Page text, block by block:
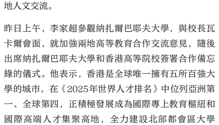
地人文交流。
昨日上午，李家超參觀納扎爾巴耶夫大學，與校長瓦
卡爾會面，就加強兩地高等教育合作交流意見，隨後
出席納扎爾巴耶夫大學和香港高等院校簽署合作備忘
錄的儀式。他表示，香港是全球唯一擁有五所百強大
學的城市，在《2025年世界人才排名》中位列亞洲第
一、全球第四，正積極發展成為國際專上教育樞紐和
國際高端人才集聚高地，全力建設北部都會區大學